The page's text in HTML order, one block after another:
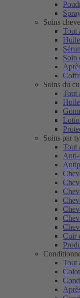
Soins
Tout
Soin
Soins du
Tout
Soins par
Tout
Anti-
Cuir
Tout